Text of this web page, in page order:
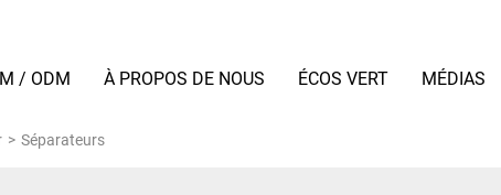
/ ODM À PROPOS DE NOUS ÉCOS VERT MÉDIAS
> Séparateurs